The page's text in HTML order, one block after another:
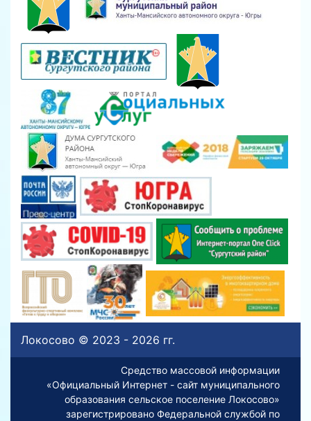
Локосово © 2023 - 2026 гг.
Средство массовой информации
«Официальный Интернет - сайт муниципального
образования сельское поселение Локосово»
зарегистрировано Федеральной службой по